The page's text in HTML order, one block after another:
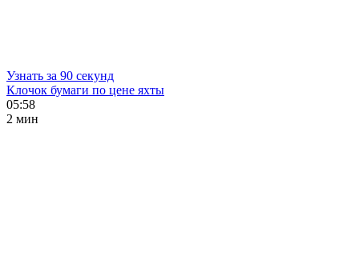
Узнать за 90 секунд
Клочок бумаги по цене яхты
05:58
2 мин